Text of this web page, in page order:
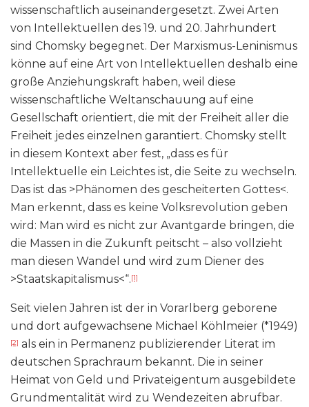
wissenschaftlich auseinandergesetzt. Zwei Arten
von Intellektuellen des 19. und 20. Jahrhundert
sind Chomsky begegnet. Der Marxismus-Leninismus
könne auf eine Art von Intellektuellen deshalb eine
große Anziehungskraft haben, weil diese
wissenschaftliche Weltanschauung auf eine
Gesellschaft orientiert, die mit der Freiheit aller die
Freiheit jedes einzelnen garantiert. Chomsky stellt
in diesem Kontext aber fest, „dass es für
Intellektuelle ein Leichtes ist, die Seite zu wechseln.
Das ist das >Phänomen des gescheiterten Gottes<.
Man erkennt, dass es keine Volksrevolution geben
wird: Man wird es nicht zur Avantgarde bringen, die
die Massen in die Zukunft peitscht – also vollzieht
man diesen Wandel und wird zum Diener des
>Staatskapitalismus<“.[1]
Seit vielen Jahren ist der in Vorarlberg geborene
und dort aufgewachsene Michael Köhlmeier (*1949)
[2] als ein in Permanenz publizierender Literat im
deutschen Sprachraum bekannt. Die in seiner
Heimat von Geld und Privateigentum ausgebildete
Grundmentalität wird zu Wendezeiten abrufbar.